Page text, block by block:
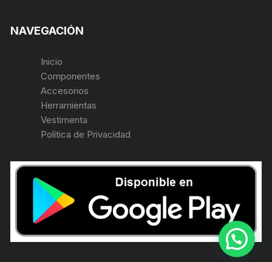
NAVEGACIÓN
Inicio
Componentes
Accesorios
Herramientas
Vestimenta
Política de Privacidad